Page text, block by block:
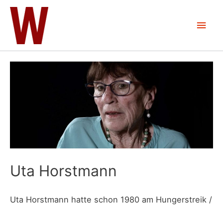
Zum
Inhalt
springen
Uta Horstmann
Uta Horstmann hatte schon 1980 am Hungerstreik /